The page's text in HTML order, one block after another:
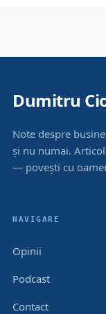
Dumitru
Note despre
și nu numai.
— povești cu
NAVIGARE
Opinii
Podcast
Contact